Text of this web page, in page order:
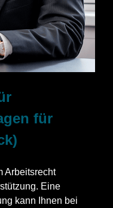
für
Arbeitsrecht
Eine
kann Ihnen bei